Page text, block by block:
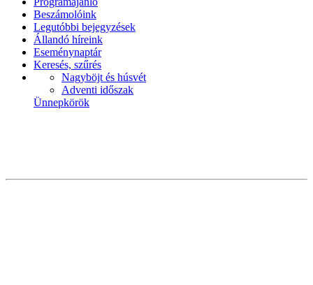
Beszámolóink
Legutóbbi bejegyzések
Állandó híreink
Eseménynaptár
Keresés, szűrés
Nagyböjt és húsvét
Adventi időszak
Ünnepkörök